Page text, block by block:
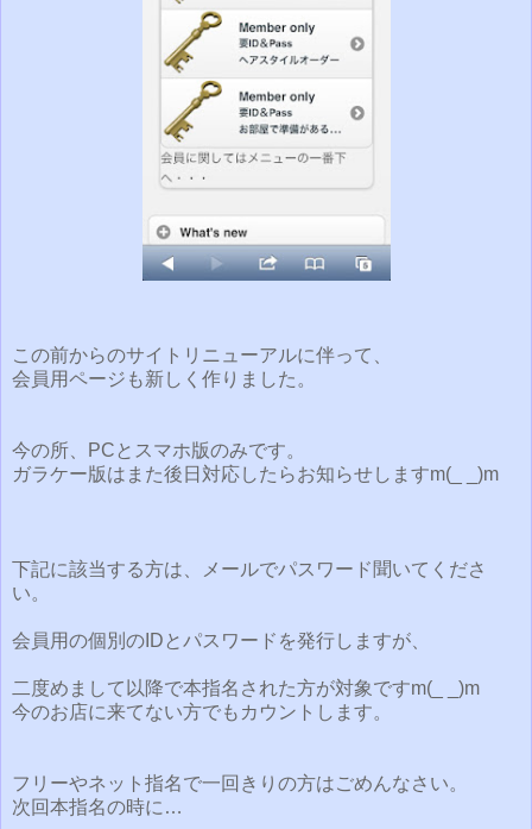
この前からのサイトリニューアルに伴って、
会員用ページも新しく作りました。
今の所、PCとスマホ版のみです。
ガラケー版はまた後日対応したらお知らせしますm(_ _)m
下記に該当する方は、メールでパスワード聞いてくださ
い。
会員用の個別のIDとパスワードを発行しますが、
二度めまして以降で本指名された方が対象ですm(_ _)m
今のお店に来てない方でもカウントします。
フリーやネット指名で一回きりの方はごめんなさい。
次回本指名の時に…